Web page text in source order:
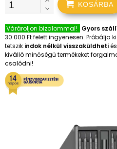
KOSÁRBA
Várároljon bizalommal!
Gyors
30.000 Ft felett ingyenesen. Próbálja
tetszik indok nélkül visszaküldheti
kiválló minőségű termékeket
csalódni!